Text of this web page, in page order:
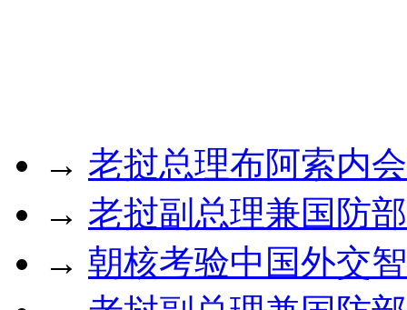
→ 老挝总理布阿索内
→ 老挝副总理兼国防
→ 朝核考验中国外交